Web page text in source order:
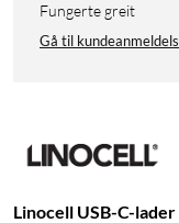
Fungerte greit
Gå til
Linocell USB-C-